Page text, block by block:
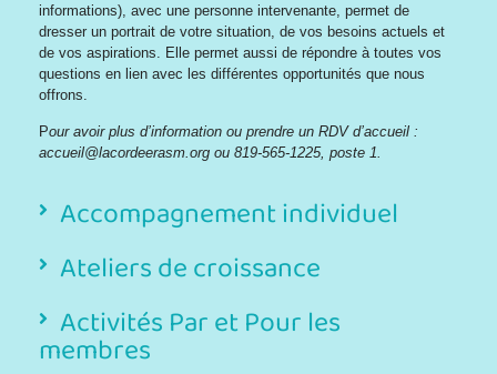
informations), avec une personne intervenante, permet de
dresser un portrait de votre situation, de vos besoins actuels et
de vos aspirations. Elle permet aussi de répondre à toutes vos
questions en lien avec les différentes opportunités que nous
offrons.
Pour avoir plus d’information ou prendre un RDV d’accueil :
accueil@lacordeerasm.org ou 819-565-1225, poste 1.
Accompagnement individuel
Ateliers de croissance
Activités Par et Pour les
membres